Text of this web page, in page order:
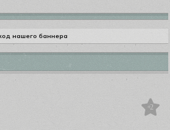
нашего баннера
uploads/0019/47/79/2/212016.png"
+2